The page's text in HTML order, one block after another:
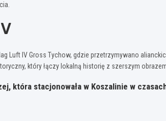
IV Gross Tychow, gdzie przetrzymywano
który łączy lokalną historię z szerszym
która stacjonowała w Koszalinie w